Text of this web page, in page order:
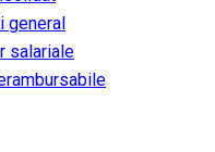
general
salariale